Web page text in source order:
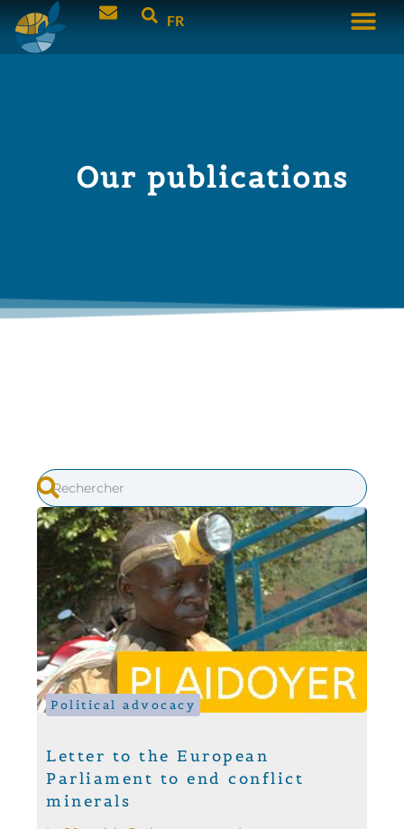
FR
Our publications
Political advocacy
Letter to the European
Parliament to end conflict
minerals